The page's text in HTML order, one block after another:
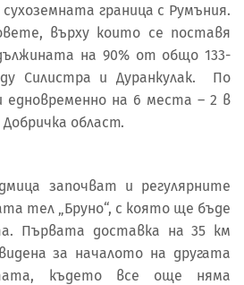
граница с Румъния.
върху които се поставя
на 90% от общо 133-
Силистра и Дуранкулак. По
едновременно на 6 места – 2 в
област.
започват и регулярните
тел „Бруно“, с която ще бъде
Първата доставка на 35 км
за началото на другата
където все още няма